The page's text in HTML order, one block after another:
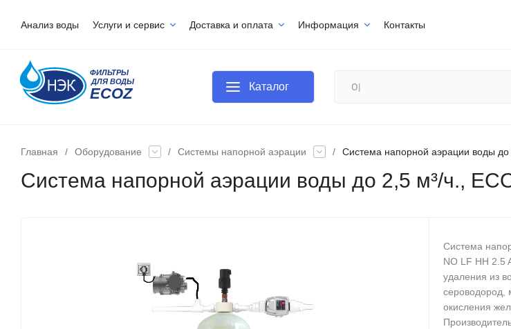
Анализ воды Услуги и сервис Доставка и оплата Информация Контакты
Каталог
Главная / Оборудование / Системы напорной аэрации / Система напорной аэрации воды до
Система напорной аэрации воды до 2,5 м³/ч.,
Система
NO LF HH 2.5
удаления из
сероводород,
окисления